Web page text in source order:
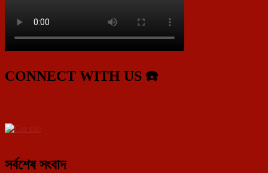
CONNECT WITH US ☎️
সর্বশেষ সংবাদ